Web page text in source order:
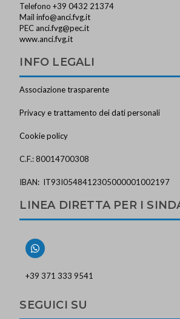
Telefono +39 0432 21374
Mailinfo@anci.fvg.it
PEC anci.fvg@pec.it
www.anci.fvg.it
INFO LEGALI
Associazione trasparente
Privacy e trattamento dei dati personali
Cookie policy
C.F.: 80014700308
IBAN: IT93I0548412305000001002197
LINEA DIRETTA PER I
+39 371 333 9541
SEGUICI SU